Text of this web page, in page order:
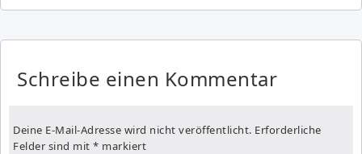
Schreibe einen Kommentar
Deine E-Mail-Adresse wird nicht veröffentlicht. Erforderliche
Felder sind mit * markiert